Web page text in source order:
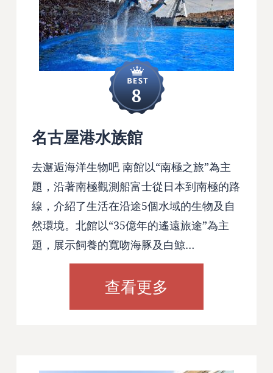
8
名古屋港水族館
去邂逅海洋生物吧 南館以“南極之旅”為主
題，沿著南極觀測船富士從日本到南極的路
線，介紹了生活在沿途5個水域的生物及自
然環境。北館以“35億年的遙遠旅途”為主
題，展示飼養的寬吻海豚及白鯨…
查看更多